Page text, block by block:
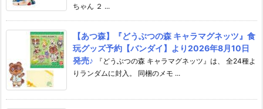
ちゃん ２ ...
【あつ森】『どうぶつの森 キャラマグネッツ』食
玩グッズ予約【バンダイ】より2026年8月10日
発売♪
『どうぶつの森 キャラマグネッツ』は、 全24種よ
りランダムに封入。 同梱のメモ ...